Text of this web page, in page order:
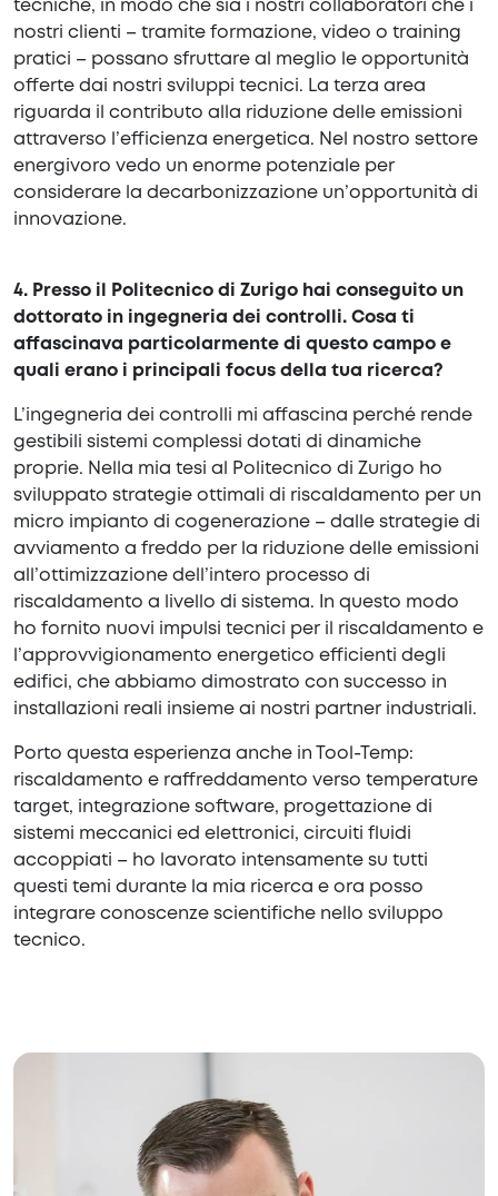
tecniche, in modo che sia i nostri collaboratori che i
nostri clienti – tramite formazione, video o training
pratici – possano sfruttare al meglio le opportunità
offerte dai nostri sviluppi tecnici. La terza area
riguarda il contributo alla riduzione delle emissioni
attraverso l’efficienza energetica. Nel nostro settore
energivoro vedo un enorme potenziale per
considerare la decarbonizzazione un’opportunità di
innovazione.
4. Presso il Politecnico di Zurigo hai conseguito un
dottorato in ingegneria dei controlli. Cosa ti
affascinava particolarmente di questo campo e
quali erano i principali focus della tua ricerca?
L’ingegneria dei controlli mi affascina perché rende
gestibili sistemi complessi dotati di dinamiche
proprie. Nella mia tesi al Politecnico di Zurigo ho
sviluppato strategie ottimali di riscaldamento per un
micro impianto di cogenerazione – dalle strategie di
avviamento a freddo per la riduzione delle emissioni
all’ottimizzazione dell’intero processo di
riscaldamento a livello di sistema. In questo modo
ho fornito nuovi impulsi tecnici per il riscaldamento e
l’approvvigionamento energetico efficienti degli
edifici, che abbiamo dimostrato con successo in
installazioni reali insieme ai nostri partner industriali.
Porto questa esperienza anche in Tool-Temp:
riscaldamento e raffreddamento verso temperature
target, integrazione software, progettazione di
sistemi meccanici ed elettronici, circuiti fluidi
accoppiati – ho lavorato intensamente su tutti
questi temi durante la mia ricerca e ora posso
integrare conoscenze scientifiche nello sviluppo
tecnico.